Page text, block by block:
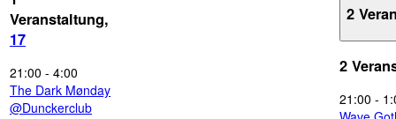
Veranstaltung,
17
21:00 - 4:00
The Dark Mønday
@Dunckerclub
2
2
21:00 -